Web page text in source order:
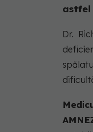
astfel
Dr.